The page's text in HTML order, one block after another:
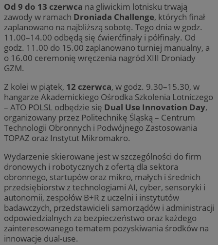
Od 9 do 13 czerwca na gliwickim lotnisku trwają
zawody w ramach Droniada Challenge, których finał
zaplanowano na najbliższą sobotę. Tego dnia w godz.
11.00–14.00 odbędą się ćwierćfinały i półfinały. Od
godz. 11.00 do 15.00 zaplanowano turniej manualny, a
o 16.00 ceremonię wręczenia nagród XIII Droniady
GZM.
Z kolei w piątek, 12 czerwca, w godz. 9.30–15.30, w
hangarze Akademickiego Ośrodka Szkolenia Lotniczego
– ATO POLSL odbędzie się Dual Use Innovation Day,
organizowany przez Politechnikę Śląską – Centrum
Technologii Obronnych i Podwójnego Zastosowania
TOPAZ oraz Instytut Mikromakro.
Wydarzenie skierowane jest w szczególności do firm
dronowych i robotycznych z ofertą dla sektora
obronnego, startupów oraz mikro, małych i średnich
przedsiębiorstw z technologiami AI, cyber, sensoryki i
autonomii, zespołów B+R z uczelni i instytutów
badawczych, przedstawicieli samorządów i administracji
odpowiedzialnych za bezpieczeństwo oraz każdego
zainteresowanego tematem pozyskiwania środków na
innowacje dual-use.